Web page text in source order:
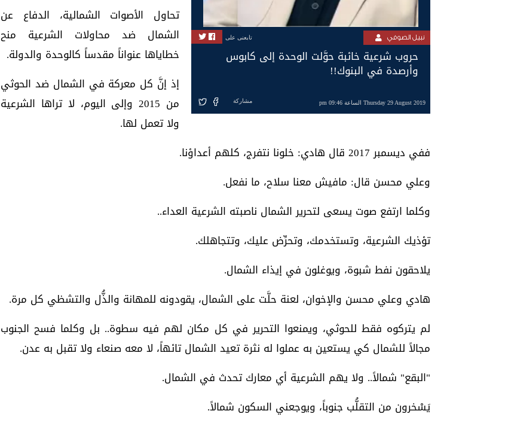
نبيل الصوفي تابعنى على
حروب شرعية خائبة حوَّلت الوحدة إلى كابوس
وأرصدة في البنوك!!
Thursday 29 August 2019 الساعة 09:46 pm مشاركة
تحاول الأصوات الشمالية، الدفاع عن
الشمال ضد محاولات الشرعية منح
خطاياها عنواناً مقدساً كالوحدة والدولة.
إذ إنَّ كل معركة في الشمال ضد الحوثي
من 2015 وإلى اليوم، لا تراها الشرعية
ولا تعمل لها.
ففي ديسمبر 2017 قال هادي: خلونا نتفرج، كلهم أعداؤنا.
وعلي محسن قال: مافيش معنا سلاح، ما نفعل.
وكلما ارتفع صوت يسعى لتحرير الشمال ناصبته الشرعية العداء..
تؤذيك الشرعية، وتستخدمك، وتحرِّض عليك، وتتجاهلك.
يلاحقون نفط شبوة، ويوغلون في إيذاء الشمال.
هادي وعلي محسن والإخوان، لعنة حلَّت على الشمال، يقودونه للمهانة والذُّل والتشظي كل مرة.
لم يتركوه فقط للحوثي، ويمنعوا التحرير في كل مكان لهم فيه سطوة.. بل وكلما فسح الجنوب
مجالاً للشمال كي يستعين به عملوا له نثرة تعيد الشمال تائهاً، لا معه صنعاء ولا تقبل به عدن.
"البقع" شمالاً.. ولا يهم الشرعية أي معارك تحدث في الشمال.
يَسْخرون من التقلُّب جنوباً، ويوجعني السكون شمالاً.